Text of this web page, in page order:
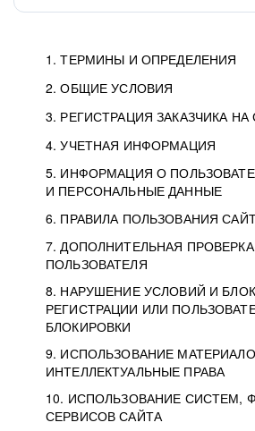
1. ТЕРМИНЫ И ОПРЕДЕЛЕНИЯ
2. ОБЩИЕ УСЛОВИЯ
3. РЕГИСТРАЦИЯ ЗАКАЗЧИКА НА
4. УЧЕТНАЯ ИНФОРМАЦИЯ
5. ИНФОРМАЦИЯ О
И ПЕРСОНАЛЬНЫЕ ДАННЫЕ
6. ПРАВИЛА ПОЛЬЗОВАНИЯ
7. ДОПОЛНИТЕЛЬНАЯ
ПОЛЬЗОВАТЕЛЯ
8. НАРУШЕНИЕ УСЛОВИЙ И
РЕГИСТРАЦИИ ИЛИ
БЛОКИРОВКИ
9. ИСПОЛЬЗОВАНИЕ
ИНТЕЛЛЕКТУАЛЬНЫЕ ПРАВА
10. ИСПОЛЬЗОВАНИЕ СИСТЕМ,
СЕРВИСОВ САЙТА